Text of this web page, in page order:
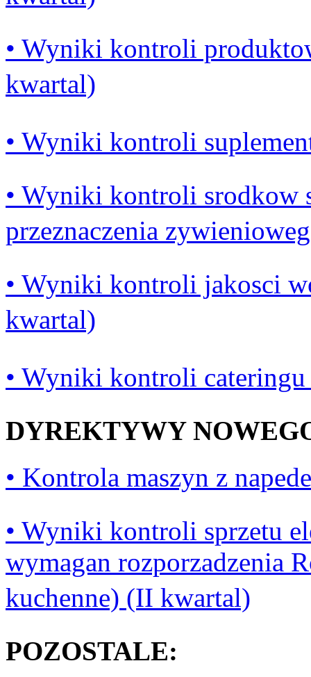
• Wyniki kontroli
kwartal)
• Wyniki kontroli
• Wyniki kontroli srodkow
przeznaczenia
• Wyniki kontroli jakosci
kwartal)
• Wyniki kontroli cateringu
DYREKTYWY
• Kontrola maszyn z
• Wyniki kontroli sprzetu
wymagan rozporzadzenia
kuchenne) (II kwartal)
POZOSTALE: